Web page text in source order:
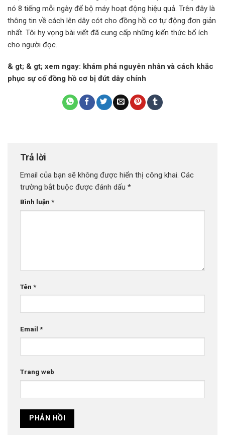
nó 8 tiếng mỗi ngày để bộ máy hoạt động hiệu quả. Trên đây là
thông tin về cách lên dây cót cho đồng hồ cơ tự động đơn giản
nhất. Tôi hy vọng bài viết đã cung cấp những kiến ​​thức bổ ích
cho người đọc.
& gt; & gt; xem ngay: khám phá nguyên nhân và cách khắc
phục sự cố đồng hồ cơ bị đứt dây chính
Trả lời
Email của bạn sẽ không được hiển thị công khai. Các
trường bắt buộc được đánh dấu *
Bình luận *
Tên *
Email *
Trang web